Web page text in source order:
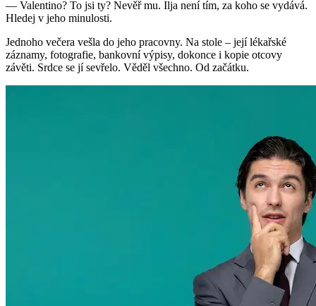
— Valentino? To jsi ty? Nevěř mu. Ilja není tím, za koho se vydává.
Hledej v jeho minulosti.
Jednoho večera vešla do jeho pracovny. Na stole – její lékařské
záznamy, fotografie, bankovní výpisy, dokonce i kopie otcovy
závěti. Srdce se jí sevřelo. Věděl všechno. Od začátku.